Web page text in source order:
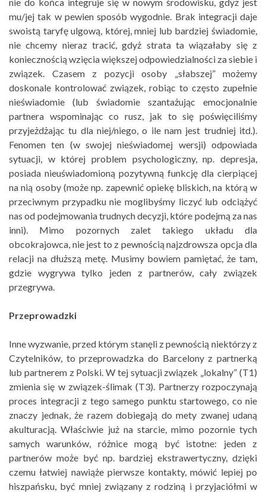
mu/jej tak w pewien sposób wygodnie. Brak integracji daje
swoistą taryfę ulgową, której, mniej lub bardziej świadomie,
nie chcemy nieraz tracić, gdyż strata ta wiązałaby się z
koniecznością wzięcia większej odpowiedzialności za siebie i
związek. Czasem z pozycji osoby „słabszej” możemy
doskonale kontrolować związek, robiąc to często zupełnie
nieświadomie (lub świadomie szantażując emocjonalnie
partnera wspominając co rusz, jak to się poświęciliśmy
przyjeżdżając tu dla niej/niego, o ile nam jest trudniej itd.).
Fenomen ten (w swojej nieświadomej wersji) odpowiada
sytuacji, w której problem psychologiczny, np. depresja,
posiada nieuświadomioną pozytywną funkcję dla cierpiącej
na nią osoby (może np. zapewnić opiekę bliskich, na którą w
przeciwnym przypadku nie moglibyśmy liczyć lub odciążyć
nas od podejmowania trudnych decyzji, które podejmą za nas
inni). Mimo pozornych zalet takiego układu dla
obcokrajowca, nie jest to z pewnością najzdrowsza opcja dla
relacji na dłuższą metę. Musimy bowiem pamiętać, że tam,
gdzie wygrywa tylko jeden z partnerów, cały związek
przegrywa.
Przeprowadzki
Inne wyzwanie, przed którym stanęli z pewnością niektórzy z
Czytelników, to przeprowadzka do Barcelony z partnerką
lub partnerem z Polski. W tej sytuacji związek „lokalny” (T1)
zmienia się w związek-ślimak (T3). Partnerzy rozpoczynają
proces integracji z tego samego punktu startowego, co nie
znaczy jednak, że razem dobiegają do mety zwanej udaną
akulturacją. Właściwie już na starcie, mimo pozornie tych
samych warunków, różnice mogą być istotne: jeden z
partnerów może być np. bardziej ekstrawertyczny, dzięki
czemu łatwiej nawiąże pierwsze kontakty, mówić lepiej po
hiszpańsku, być mniej związany z rodziną i przyjaciółmi w